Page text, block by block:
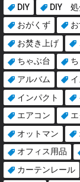
DIY
DIY 処
おがくず
お焚き上げ
ちゃぶ台
アルバム
インパクト
エアコン
オットマン
オフィス用品
カーテンレール